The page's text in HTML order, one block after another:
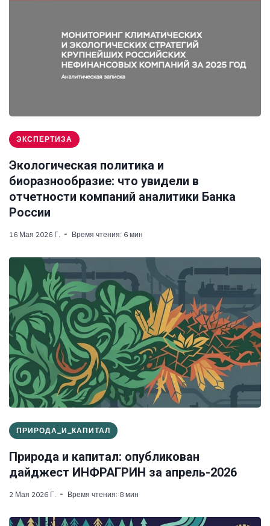
ЭКСПЕРТИЗА
Экологическая политика и
биоразнообразие: что увидели в
отчетности компаний аналитики Банка
России
16 Мая 2026 Г. Время чтения: 6 мин
ПРИРОДА_И_КАПИТАЛ
Природа и капитал: опубликован
дайджест ИНФРАГРИН за апрель-2026
2 Мая 2026 Г. Время чтения: 8 мин